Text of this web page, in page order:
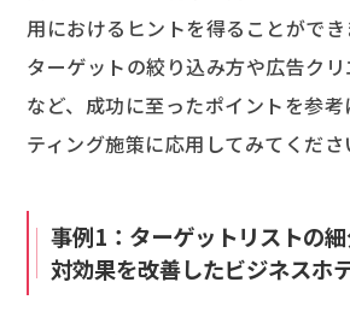
用におけるヒントを得ることができ
ターゲットの絞り込み方や広告ク
など、成功に至ったポイントを参
ティング施策に応用してみてくださ
事例1：ターゲットリストの
対効果を改善したビジネスホ